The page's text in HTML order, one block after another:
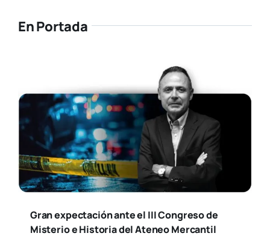
En Portada
Gran expectación ante el III Congreso de
Misterio e Historia del Ateneo Mercantil